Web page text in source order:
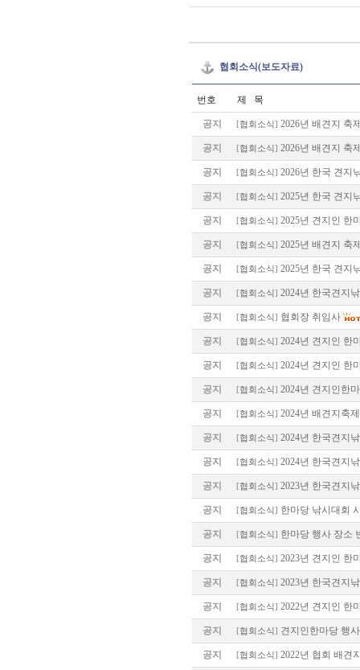
협회소식(보도자료)
번호 제 목
공지 [협회소식] 2026년 배견지 축
공지 [협회소식] 2026년 배견지 축
공지 [협회소식] 2026년 한국 견지
공지 [협회소식] 2025년 한국 견지
공지 [협회소식] 2025년 견지인 한
공지 [협회소식] 2025년 배견지 축
공지 [협회소식] 2025년 한국 견지
공지 [협회소식] 2024년 한국견지
공지 [협회소식] 협회장 취임사
공지 [협회소식] 2024년 견지인 한
공지 [협회소식] 2024년 견지인 한
공지 [협회소식] 2024년 견지인한
공지 [협회소식] 2024년 배견지축
공지 [협회소식] 2024년 한국견지
공지 [협회소식] 2024년 한국견지
공지 [협회소식] 2023년 한국견지
공지 [협회소식] 한마당 낚시대회
공지 [협회소식] 한마당 행사 장소
공지 [협회소식] 2023년 견지인 한
공지 [협회소식] 2023년 한국견지
공지 [협회소식] 2022년 견지인 한
공지 [협회소식] 견지인한마당 행
공지 [협회소식] 2022년 협회 배견